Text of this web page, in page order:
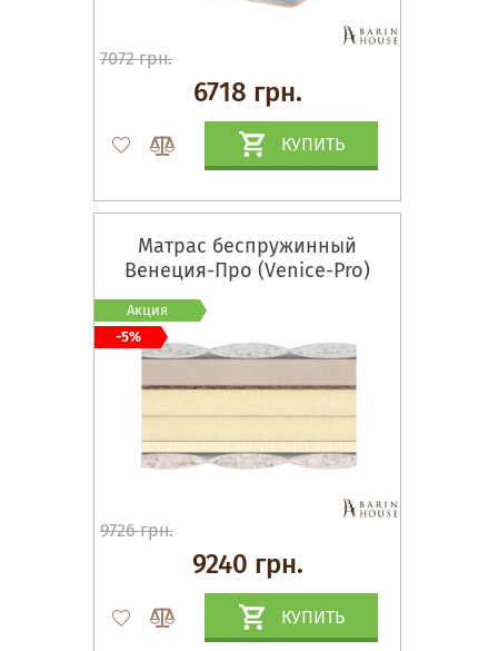
7072 грн.
6718 грн.
КУПИТЬ
Матрас беспружинный
Венеция-Про (Venice-Pro)
9726 грн.
9240 грн.
КУПИТЬ
Акция
-5%